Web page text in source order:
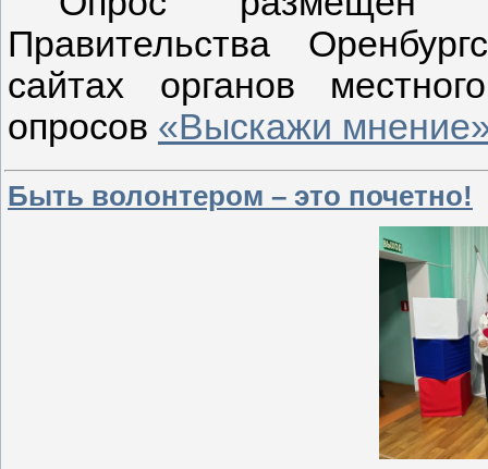
Правительства
сайтах органов
опросов «Выскажи
Быть волонтером – это почетно!